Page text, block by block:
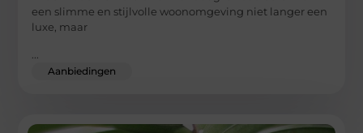
een slimme en stijlvolle woonomgeving niet langer een
luxe, maar
Aanbiedingen